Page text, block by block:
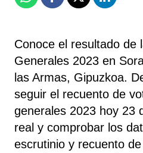
Conoce el resultado de
Generales 2023 en
las Armas, Gipuzkoa.
seguir el recuento de
generales 2023 hoy 23
real y comprobar los
escrutinio y recuento